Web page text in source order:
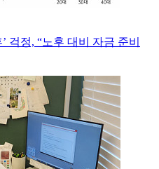
걱정, “노후 대비 자금 준비